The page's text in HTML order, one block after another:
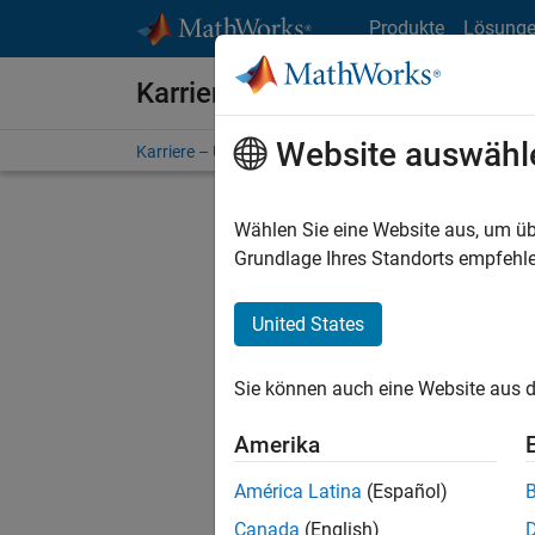
Produkte
Karriere bei MathWorks
Karriere – Übersicht Stellensuche
Stellen
Es
Region
Website
Wählen Sie eine Website aus, um
Grundlage Ihres Standorts
United States
Sie können auch eine Website aus
Amerika
América Latina (Español)
Canada (English)